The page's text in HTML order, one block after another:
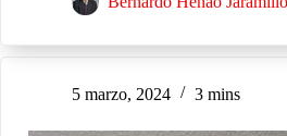
5 marzo, 2024 3 mins